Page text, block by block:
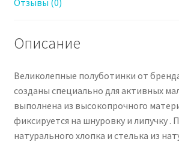
Отзывы (0)
Описание
Великолепные полуботинки от
созданы специально для активных
выполнена из высокопрочного
фиксируется на шнуровку и липучку .
натурального хлопка и стелька из